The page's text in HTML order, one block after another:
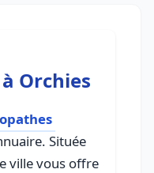
Orchies
Située
ville vous offre